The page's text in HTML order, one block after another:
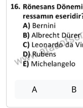
A B